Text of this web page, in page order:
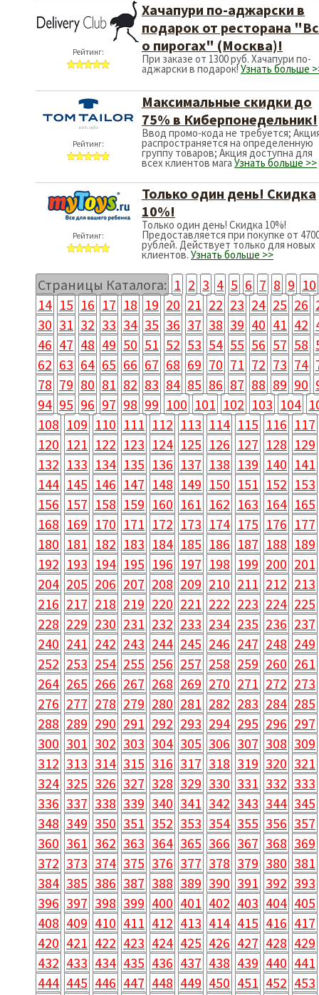
Рейтинг:
Хачапури по-аджарски в
подарок от ресторана
о пирогах" (Москва)!
При заказе от 1300 руб. Хачапури по-
аджарски в подарок!Узнать больше
Рейтинг:
Максимальные скидки до
75% в Киберпонедельник!
Ввод промо-кода не требуется;
распространяется на определенную
группу товаров; Акция доступна для
всех клиентов мага Узнать больше >>
Рейтинг:
Только один день! Скидка
10%!
Только один день! Скидка 10%!
Предоставляется при покупке от
рублей. Действует только для новых
клиентов. Узнать больше >>
Страницы Каталога: 1 2 3 4 5 6 7 8 9 10
14 15 16 17 18 19 20 21 22 23 24 25 26
30 31 32 33 34 35 36 37 38 39 40 41 42
46 47 48 49 50 51 52 53 54 55 56 57 58
62 63 64 65 66 67 68 69 70 71 72 73 74
78 79 80 81 82 83 84 85 86 87 88 89 90
94 95 96 97 98 99 100 101 102 103 104
108 109 110 111 112 113 114 115 116 117
120 121 122 123 124 125 126 127 128 129
132 133 134 135 136 137 138 139 140 141
144 145 146 147 148 149 150 151 152 153
156 157 158 159 160 161 162 163 164 165
168 169 170 171 172 173 174 175 176 177
180 181 182 183 184 185 186 187 188 189
192 193 194 195 196 197 198 199 200 201
204 205 206 207 208 209 210 211 212 213
216 217 218 219 220 221 222 223 224 225
228 229 230 231 232 233 234 235 236 237
240 241 242 243 244 245 246 247 248 249
252 253 254 255 256 257 258 259 260 261
264 265 266 267 268 269 270 271 272 273
276 277 278 279 280 281 282 283 284 285
288 289 290 291 292 293 294 295 296 297
300 301 302 303 304 305 306 307 308 309
312 313 314 315 316 317 318 319 320 321
324 325 326 327 328 329 330 331 332 333
336 337 338 339 340 341 342 343 344 345
348 349 350 351 352 353 354 355 356 357
360 361 362 363 364 365 366 367 368 369
372 373 374 375 376 377 378 379 380 381
384 385 386 387 388 389 390 391 392 393
396 397 398 399 400 401 402 403 404 405
408 409 410 411 412 413 414 415 416 417
420 421 422 423 424 425 426 427 428 429
432 433 434 435 436 437 438 439 440 441
444 445 446 447 448 449 450 451 452 453